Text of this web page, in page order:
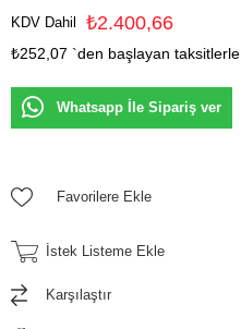
KDV Dahil ₺2.400,66
₺252,07 `den başlayan taksitlerle
Whatsapp İle Sipariş ver
Favorilere Ekle
İstek Listeme Ekle
Karşılaştır